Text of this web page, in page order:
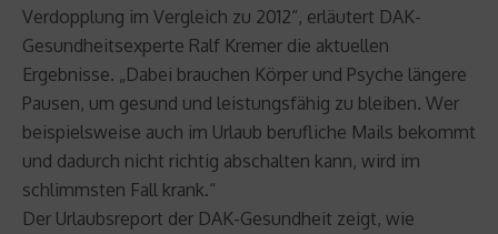
Verdopplung im Vergleich zu 2012“, erläutert DAK-
Gesundheitsexperte Ralf Kremer die aktuellen
Ergebnisse. „Dabei brauchen Körper und Psyche längere
Pausen, um gesund und leistungsfähig zu bleiben. Wer
beispielsweise auch im Urlaub berufliche Mails bekommt
und dadurch nicht richtig abschalten kann, wird im
schlimmsten Fall krank.“
Der Urlaubsreport der DAK-Gesundheit zeigt, wie